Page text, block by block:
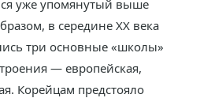
уже упомянутый выше
в середине ХХ века
три основные «школы»
— европейская,
Корейцам предстояло